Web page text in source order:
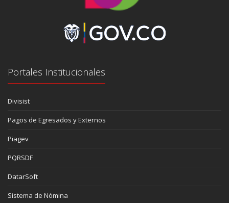
Portales Institucionales
Divisist
Pagos de Egresados y Externos
Piagev
PQRSDF
DatarSoft
Sistema de Nómina